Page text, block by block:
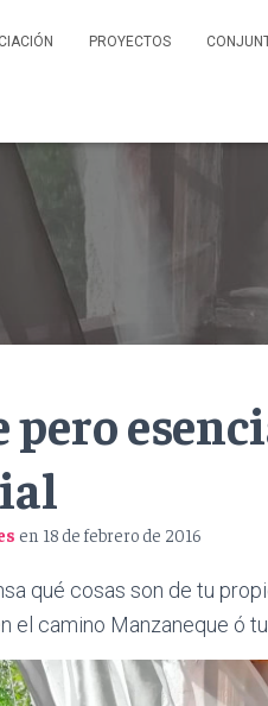
PROYECTOS
en 18 de febrero de 2016
qué cosas son de tu
el camino Manzaneque ó tu